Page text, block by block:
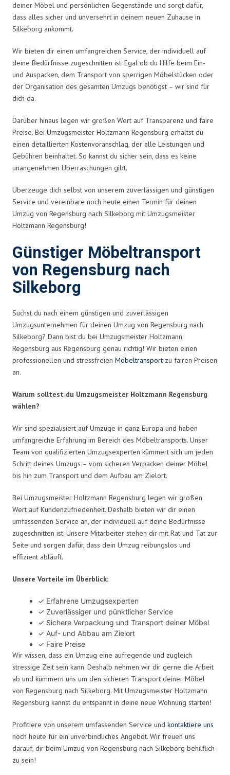
deiner Möbel und persönlichen Gegenstände und sorgt dafür,
dass alles sicher und unversehrt in deinem neuen Zuhause in
Silkeborg ankommt.
Wir bieten dir einen umfangreichen Service, der individuell auf
deine Bedürfnisse zugeschnitten ist. Egal ob du Hilfe beim Ein-
und Auspacken, dem Transport von sperrigen Möbelstücken oder
der Organisation des gesamten Umzugs benötigst – wir sind für
dich da.
Darüber hinaus legen wir großen Wert auf Transparenz und faire
Preise. Bei Umzugsmeister Holtzmann Regensburg erhältst du
einen detaillierten Kostenvoranschlag, der alle Leistungen und
Gebühren beinhaltet. So kannst du sicher sein, dass es keine
unangenehmen Überraschungen gibt.
Überzeuge dich selbst von unserem zuverlässigen und günstigen
Service und vereinbare noch heute einen Termin für deinen
Umzug von Regensburg nach Silkeborg mit Umzugsmeister
Holtzmann Regensburg!
Günstiger Möbeltransport
von Regensburg nach
Silkeborg
Suchst du nach einem günstigen und zuverlässigen
Umzugsunternehmen für deinen Umzug von Regensburg nach
Silkeborg? Dann bist du bei Umzugsmeister Holtzmann
Regensburg aus Regensburg genau richtig! Wir bieten einen
professionellen und stressfreien Möbeltransport zu fairen Preisen
an.
Warum solltest du Umzugsmeister Holtzmann Regensburg
wählen?
Wir sind spezialisiert auf Umzüge in ganz Europa und haben
umfangreiche Erfahrung im Bereich des Möbeltransports. Unser
Team von qualifizierten Umzugsexperten kümmert sich um jeden
Schritt deines Umzugs – vom sicheren Verpacken deiner Möbel
bis hin zum Transport und dem Aufbau am Zielort.
Bei Umzugsmeister Holtzmann Regensburg legen wir großen
Wert auf Kundenzufriedenheit. Deshalb bieten wir dir einen
umfassenden Service an, der individuell auf deine Bedürfnisse
zugeschnitten ist. Unsere Mitarbeiter stehen dir mit Rat und Tat zur
Seite und sorgen dafür, dass dein Umzug reibungslos und
effizient abläuft.
Unsere Vorteile im Überblick:
✓ Erfahrene Umzugsexperten
✓ Zuverlässiger und pünktlicher Service
✓ Sichere Verpackung und Transport deiner Möbel
✓ Auf- und Abbau am Zielort
✓ Faire Preise
Wir wissen, dass ein Umzug eine aufregende und zugleich
stressige Zeit sein kann. Deshalb nehmen wir dir gerne die Arbeit
ab und kümmern uns um den sicheren Transport deiner Möbel
von Regensburg nach Silkeborg. Mit Umzugsmeister Holtzmann
Regensburg kannst du entspannt in deine neue Wohnung starten!
Profitiere von unserem umfassenden Service und kontaktiere uns
noch heute für ein unverbindliches Angebot. Wir freuen uns
darauf, dir beim Umzug von Regensburg nach Silkeborg behilflich
zu sein!